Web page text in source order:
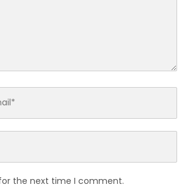
the next time I comment.